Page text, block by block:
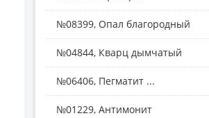
№08399, Опал благородный
№04844, Кварц дымчатый
№06406, Пегматит ...
№01229, Антимонит